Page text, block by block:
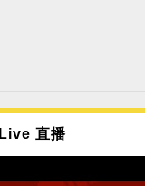
Live 直播